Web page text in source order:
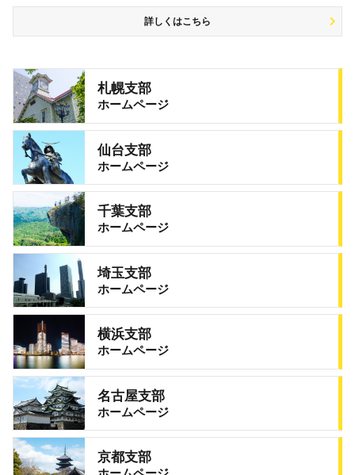
詳しくはこちら
札幌支部
ホームページ
仙台支部
ホームページ
千葉支部
ホームページ
埼玉支部
ホームページ
横浜支部
ホームページ
名古屋支部
ホームページ
京都支部